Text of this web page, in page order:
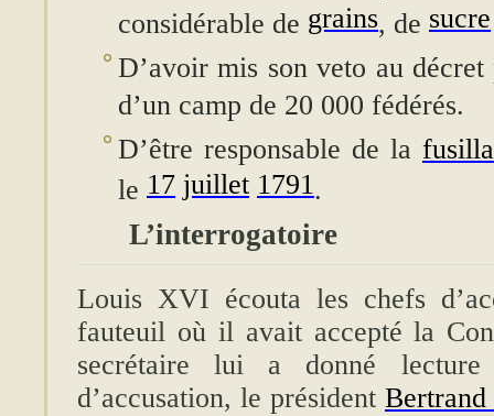
considérable de grains , de sucre
D’avoir mis son veto au
d’un camp de 20 000 fédérés.
D’être responsable de la
le 17 juillet 1791
L’interrogatoire
Louis XVI écouta les chefs
fauteuil où il avait accepté la
secrétaire lui a donné
d’accusation, le président Bertrand